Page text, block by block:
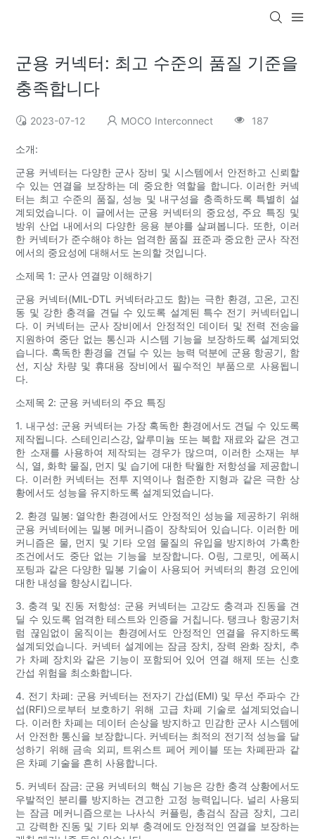
군용 커넥터: 최고 수준의 품질 기준을
충족합니다
2023-07-12 MOCO Interconnect 187
소개:
군용 커넥터는 다양한 군사 장비 및 시스템에서 안전하고 신뢰할
수 있는 연결을 보장하는 데 중요한 역할을 합니다. 이러한 커넥
터는 최고 수준의 품질, 성능 및 내구성을 충족하도록 특별히 설
계되었습니다. 이 글에서는 군용 커넥터의 중요성, 주요 특징 및
방위 산업 내에서의 다양한 응용 분야를 살펴봅니다. 또한, 이러
한 커넥터가 준수해야 하는 엄격한 품질 표준과 중요한 군사 작전
에서의 중요성에 대해서도 논의할 것입니다.
소제목 1: 군사 연결망 이해하기
군용 커넥터(MIL-DTL 커넥터라고도 함)는 극한 환경, 고온, 고진
동 및 강한 충격을 견딜 수 있도록 설계된 특수 전기 커넥터입니
다. 이 커넥터는 군사 장비에서 안정적인 데이터 및 전력 전송을
지원하여 중단 없는 통신과 시스템 기능을 보장하도록 설계되었
습니다. 혹독한 환경을 견딜 수 있는 능력 덕분에 군용 항공기, 함
선, 지상 차량 및 휴대용 장비에서 필수적인 부품으로 사용됩니
다.
소제목 2: 군용 커넥터의 주요 특징
1. 내구성: 군용 커넥터는 가장 혹독한 환경에서도 견딜 수 있도록
제작됩니다. 스테인리스강, 알루미늄 또는 복합 재료와 같은 견고
한 소재를 사용하여 제작되는 경우가 많으며, 이러한 소재는 부
식, 열, 화학 물질, 먼지 및 습기에 대한 탁월한 저항성을 제공합니
다. 이러한 커넥터는 전투 지역이나 험준한 지형과 같은 극한 상
황에서도 성능을 유지하도록 설계되었습니다.
2. 환경 밀봉: 열악한 환경에서도 안정적인 성능을 제공하기 위해
군용 커넥터에는 밀봉 메커니즘이 장착되어 있습니다. 이러한 메
커니즘은 물, 먼지 및 기타 오염 물질의 유입을 방지하여 가혹한
조건에서도 중단 없는 기능을 보장합니다. O링, 그로밋, 에폭시
포팅과 같은 다양한 밀봉 기술이 사용되어 커넥터의 환경 요인에
대한 내성을 향상시킵니다.
3. 충격 및 진동 저항성: 군용 커넥터는 고강도 충격과 진동을 견
딜 수 있도록 엄격한 테스트와 인증을 거칩니다. 탱크나 항공기처
럼 끊임없이 움직이는 환경에서도 안정적인 연결을 유지하도록
설계되었습니다. 커넥터 설계에는 잠금 장치, 장력 완화 장치, 추
가 차폐 장치와 같은 기능이 포함되어 있어 연결 해제 또는 신호
간섭 위험을 최소화합니다.
4. 전기 차폐: 군용 커넥터는 전자기 간섭(EMI) 및 무선 주파수 간
섭(RFI)으로부터 보호하기 위해 고급 차폐 기술로 설계되었습니
다. 이러한 차폐는 데이터 손상을 방지하고 민감한 군사 시스템에
서 안전한 통신을 보장합니다. 커넥터는 최적의 전기적 성능을 달
성하기 위해 금속 외피, 트위스트 페어 케이블 또는 차폐판과 같
은 차폐 기술을 흔히 사용합니다.
5. 커넥터 잠금: 군용 커넥터의 핵심 기능은 강한 충격 상황에서도
우발적인 분리를 방지하는 견고한 고정 능력입니다. 널리 사용되
는 잠금 메커니즘으로는 나사식 커플링, 총검식 잠금 장치, 그리
고 강력한 진동 및 기타 외부 충격에도 안정적인 연결을 보장하는